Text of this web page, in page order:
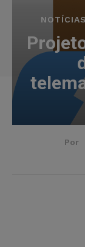
NOTÍCIAS
Por